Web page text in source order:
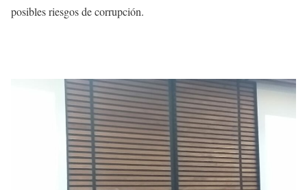
posibles riesgos de corrupción.